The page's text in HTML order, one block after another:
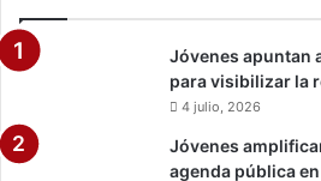
Jóvenes apuntan
para visibilizar la
4 julio, 2026
Jóvenes
agenda pública